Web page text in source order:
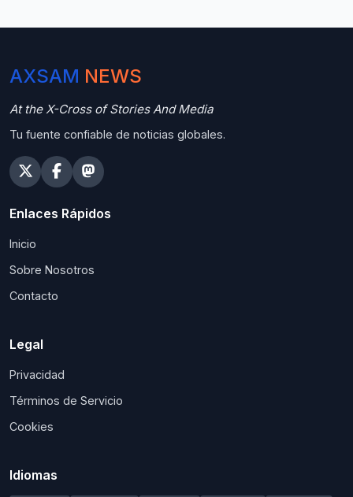
AXSAM NEWS
At the X-Cross of Stories And Media
Tu fuente confiable de noticias globales.
Enlaces Rápidos
Inicio
Sobre Nosotros
Contacto
Legal
Privacidad
Términos de Servicio
Cookies
Idiomas